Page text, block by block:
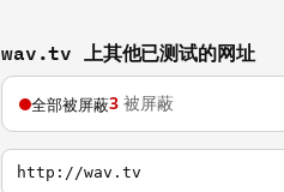
wav.tv 上其他已测试的网址
全部被屏蔽3 被屏蔽
http://wav.tv